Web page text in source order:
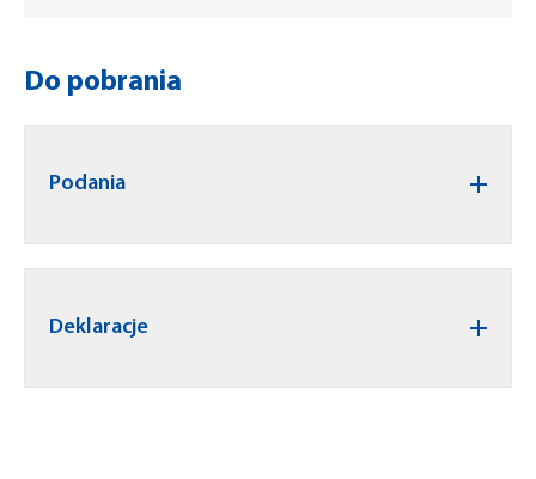
Do pobrania
Podania
Deklaracje